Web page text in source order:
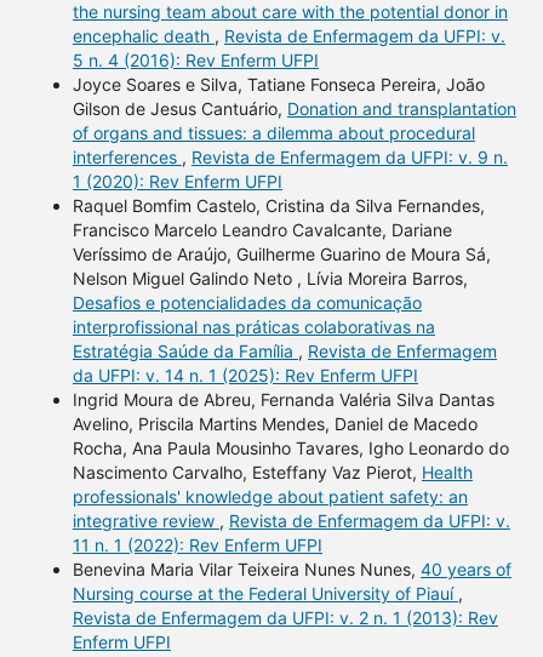
the nursing team about care with the potential donor in
encephalic death , Revista de Enfermagem da UFPI: v.
5 n. 4 (2016): Rev Enferm UFPI
Joyce Soares e Silva, Tatiane Fonseca Pereira, João
Gilson de Jesus Cantuário, Donation and transplantation
of organs and tissues: a dilemma about procedural
interferences , Revista de Enfermagem da UFPI: v. 9 n.
1 (2020): Rev Enferm UFPI
Raquel Bomfim Castelo, Cristina da Silva Fernandes,
Francisco Marcelo Leandro Cavalcante, Dariane
Veríssimo de Araújo, Guilherme Guarino de Moura Sá,
Nelson Miguel Galindo Neto , Lívia Moreira Barros,
Desafios e potencialidades da comunicação
interprofissional nas práticas colaborativas na
Estratégia Saúde da Família , Revista de Enfermagem
da UFPI: v. 14 n. 1 (2025): Rev Enferm UFPI
Ingrid Moura de Abreu, Fernanda Valéria Silva Dantas
Avelino, Priscila Martins Mendes, Daniel de Macedo
Rocha, Ana Paula Mousinho Tavares, Igho Leonardo do
Nascimento Carvalho, Esteffany Vaz Pierot, Health
professionals' knowledge about patient safety: an
integrative review , Revista de Enfermagem da UFPI: v.
11 n. 1 (2022): Rev Enferm UFPI
Benevina Maria Vilar Teixeira Nunes Nunes, 40 years of
Nursing course at the Federal University of Piauí ,
Revista de Enfermagem da UFPI: v. 2 n. 1 (2013): Rev
Enferm UFPI